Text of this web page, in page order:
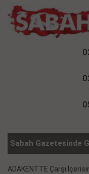
Sabah Gazetesinde
ADAKENTTE Çarşı